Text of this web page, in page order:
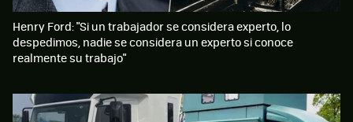
Henry Ford: "Si un trabajador se considera experto, lo
despedimos, nadie se considera un experto si conoce
realmente su trabajo"